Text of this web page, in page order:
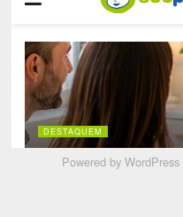
Powered byWordPress